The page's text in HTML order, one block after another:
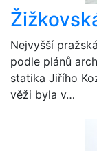
Nejvyšší
podle plánů
statika Jiřího
věži byla v…